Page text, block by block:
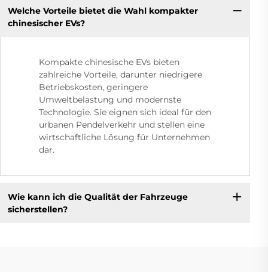
Welche Vorteile bietet die Wahl kompakter
chinesischer EVs?
Kompakte chinesische EVs bieten
zahlreiche Vorteile, darunter niedrigere
Betriebskosten, geringere
Umweltbelastung und modernste
Technologie. Sie eignen sich ideal für den
urbanen Pendelverkehr und stellen eine
wirtschaftliche Lösung für Unternehmen
dar.
Wie kann ich die Qualität der Fahrzeuge
sicherstellen?